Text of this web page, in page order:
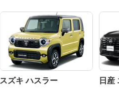
スズキ ハスラー 日産